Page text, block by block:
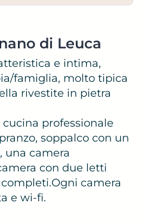
di Leuca
e intima,
famiglia, molto tipica
rivestite in pietra
cucina professionale
soppalco con un
una camera
con due letti
camera
e wi-fi.